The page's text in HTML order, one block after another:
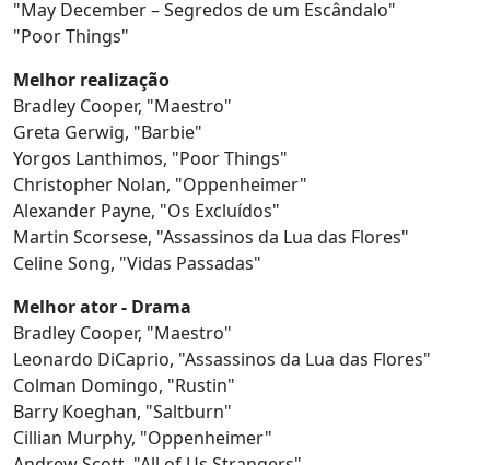
"May December – Segredos de um Escândalo"
"Poor Things"
Melhor realização
Bradley Cooper, "Maestro"
Greta Gerwig, "Barbie"
Yorgos Lanthimos, "Poor Things"
Christopher Nolan, "Oppenheimer"
Alexander Payne, "Os Excluídos"
Martin Scorsese, "Assassinos da Lua das Flores"
Celine Song, "Vidas Passadas"
Melhor ator - Drama
Bradley Cooper, "Maestro"
Leonardo DiCaprio, "Assassinos da Lua das Flores"
Colman Domingo, "Rustin"
Barry Koeghan, "Saltburn"
Cillian Murphy, "Oppenheimer"